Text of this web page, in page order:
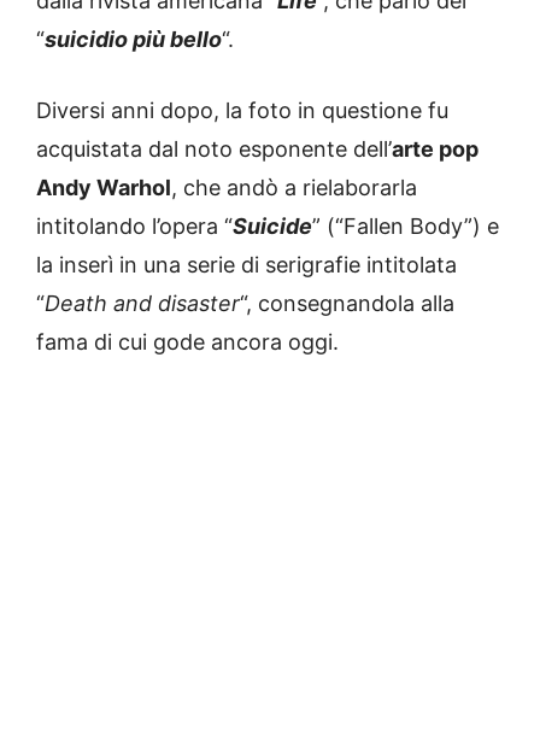
“suicidio più bello“.
Diversi anni dopo, la foto in questione fu
acquistata dal noto esponente dell’arte pop
Andy Warhol, che andò a rielaborarla
intitolando l’opera “Suicide” (“Fallen Body”) e
la inserì in una serie di serigrafie intitolata
“Death and disaster“, consegnandola alla
fama di cui gode ancora oggi.